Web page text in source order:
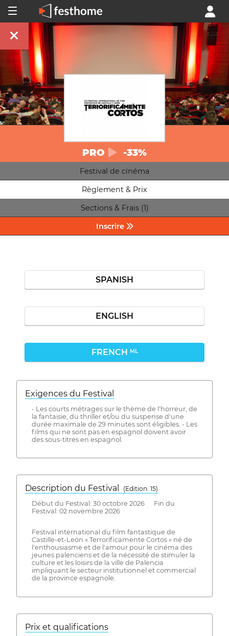
PRO -33%
Festival de cinéma
Règlement & Prix
Sections & Frais (1)
Inscrire
SPANISH
ENGLISH
FRENCH ML
Exigences du Festival
- Les courts métrages sur le thème de l'horreur, de
la fantaisie, du thriller et/ou du suspense d'une
durée maximale de 29 minutes sont éligibles. - Les
films qui ne sont pas en espagnol doivent avoir
des sous-titres en espagnol.
Description du Festival
( Edition: 15)
Début du Festival: 30 octobre 2026 Fin du
Festival: 02 novembre 2026
Festival international du film fantastique de
Castille-et-León « Terroríficamente Cortos » né de
l'enthousiasme et de l'amour pour le cinéma des
jeunes palenciens et de la nécessité de stimuler la
culture et les loisirs de la ville de Palencia
impliquant le secteur institutionnel et commercial
de la province espagnole.
Prix ​​et qualifications